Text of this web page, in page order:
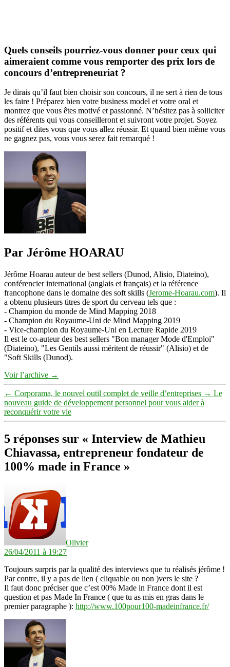
Quels conseils pourriez-vous donner pour ceux qui
aimeraient comme vous remporter des prix lors de
concours d’entrepreneuriat ?
Je dirais qu’il faut bien choisir son concours, il ne sert à rien de tous
les faire ! Préparez bien votre business model et votre oral et
montrez que vous êtes motivé et passionné. N’hésitez pas à solliciter
des référents qui vous conseilleront et suivront votre projet. Soyez
positif et dites vous que vous allez réussir. Et quand bien même vous
ne gagnez pas, vous vous serez fait remarqué !
Par Jérôme HOARAU
Jérôme Hoarau auteur de best sellers (Dunod, Alisio, Diateino),
conférencier international (anglais et français) et la référence
francophone dans le domaine des soft skills (Jerome-Hoarau.com). Il
a obtenu plusieurs titres de sport du cerveau tels que :
- Champion du monde de Mind Mapping 2018
- Champion du Royaume-Uni de Mind Mapping 2019
- Vice-champion du Royaume-Uni en Lecture Rapide 2019
Il est le co-auteur des best sellers "Bon manager Mode d'Emploi"
(Diateino), "Les Gentils aussi méritent de réussir" (Alisio) et de
"Soft Skills (Dunod).
Voir l’archive →
← Corporama, le nouvel outil complet de veille d’entreprises → Le
nouveau guide de développement personnel pour vous aider à
reconquérir votre vie
5 réponses sur « Interview de Mathieu
Chiavassa, entrepreneur fondateur de
100% made in France »
Olivier
26/04/2011 à 19:27
Toujours surpris par la qualité des interviews que tu réalisés jérôme !
Par contre, il y a pas de lien ( cliquable ou non )vers le site ?
Il faut donc préciser que c’est 00% Made in France dont il est
question et pas Made In France ( que tu as mis en gras dans le
premier paragraphe ): http://www.100pour100-madeinfrance.fr/